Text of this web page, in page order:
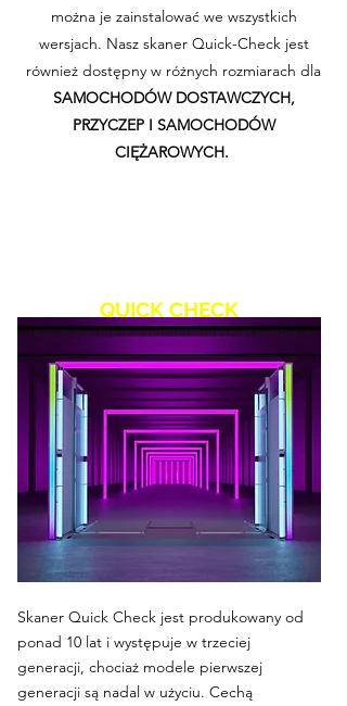
można je zainstalować we wszystkich
wersjach. Nasz skaner Quick-Check jest
również dostępny w różnych rozmiarach dla
SAMOCHODÓW DOSTAWCZYCH,
PRZYCZEP I SAMOCHODÓW
CIĘŻAROWYCH.
Skaner Quick Check jest produkowany od
ponad 10 lat i występuje w trzeciej
generacji, chociaż modele pierwszej
generacji są nadal w użyciu. Cechą
QUICK CHECK